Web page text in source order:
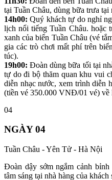
tại Tuần Châu, dùng bữa trưa tại
14h00:Quý khách tự do nghỉ
lịch nổi tiếng Tuần Châu. hoặc
xanh của biển Tuần Châu (vé
gia các trò chơi mất phí trên
túc).
19h00:Đoàn dùng bữa tối tại
tự do đi bộ thăm quan khu vui
diễn nhạc nước, xem trình diễn
(tiền vé 350.000 VNĐ/01 vé) về
04
NGÀY 04
Tuần Châu - Yên Tử - Hà Nội
Đoàn dậy sớm ngắm cảnh
tâm sáng tại nhà hàng của khách